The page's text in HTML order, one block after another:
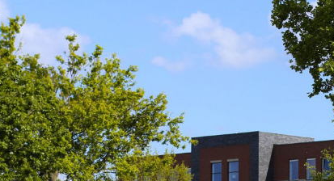
wij